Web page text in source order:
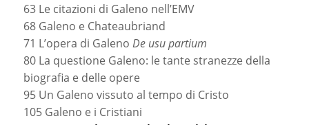
63 Le citazioni di Galeno nell’EMV
68 Galeno e Chateaubriand
71 L’opera di Galeno De usu partium
80 La questione Galeno: le tante stranezze della
biografia e delle opere
95 Un Galeno vissuto al tempo di Cristo
105 Galeno e i Cristiani